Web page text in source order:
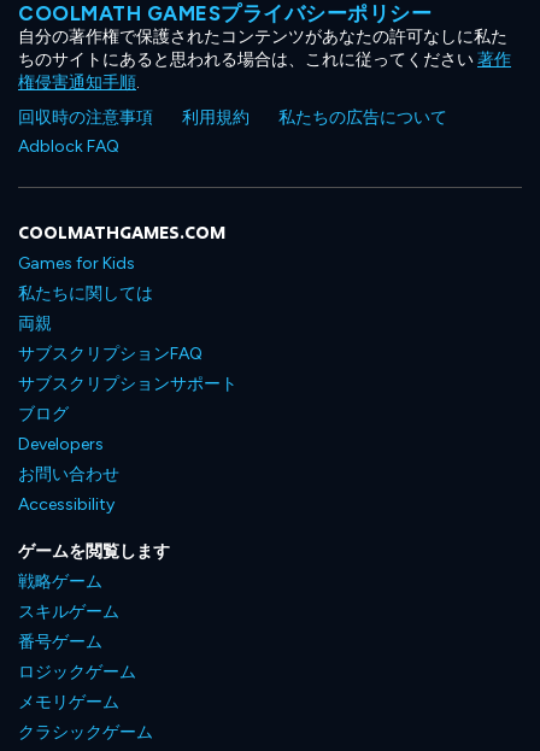
COOLMATH GAMESプライバシーポリシー
自分の著作権で保護されたコンテンツがあなたの許可なしに私た
ちのサイトにあると思われる場合は、これに従ってください著作
権侵害通知手順.
回収時の注意事項
利用規約
私たちの広告について
Adblock FAQ
COOLMATHGAMES.COM
Games for Kids
私たちに関しては
両親
サブスクリプションFAQ
サブスクリプションサポート
ブログ
Developers
お問い合わせ
Accessibility
ゲームを閲覧します
戦略ゲーム
スキルゲーム
番号ゲーム
ロジックゲーム
メモリゲーム
クラシックゲーム